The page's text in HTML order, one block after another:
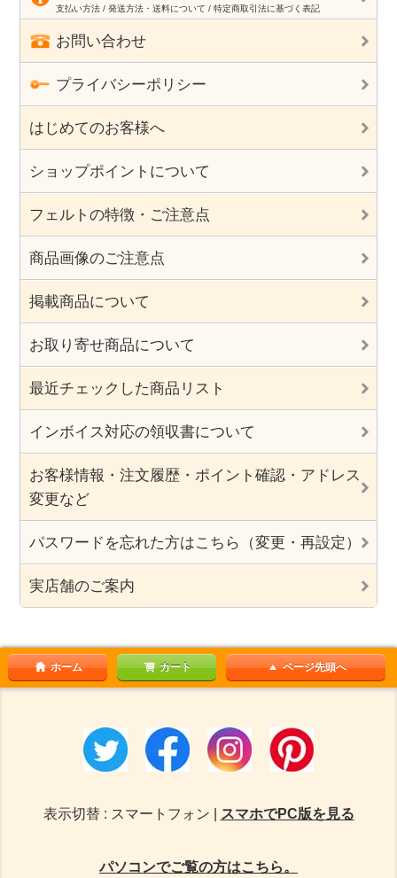
支払い方法 / 発送方法・送料について / 特定商取引法に基づく表記
お問い合わせ
プライバシーポリシー
はじめてのお客様へ
ショップポイントについて
フェルトの特徴・ご注意点
商品画像のご注意点
掲載商品について
お取り寄せ商品について
最近チェックした商品リスト
インボイス対応の領収書について
お客様情報・注文履歴・ポイント確認・アドレス
変更など
パスワードを忘れた方はこちら（変更・再設定）
実店舗のご案内
ホーム カート ページ先頭へ
表示切替 : スマートフォン | スマホでPC版を見る
パソコンでご覧の方はこちら。